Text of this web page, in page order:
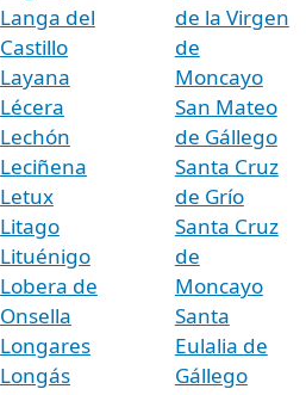
Langa del
Castillo
Layana
Lécera
Lechón
Leciñena
Letux
Litago
Lituénigo
Lobera de
Onsella
Longares
Longás
de la Virgen
de
Moncayo
San Mateo
de Gállego
Santa Cruz
de Grío
Santa Cruz
de
Moncayo
Santa
Eulalia de
Gállego